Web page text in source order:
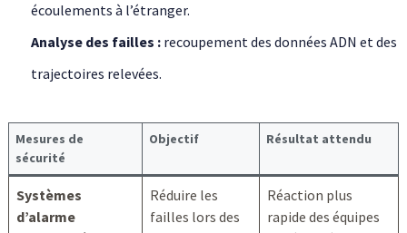
écoulements à l’étranger.
Analyse des failles :recoupement des données ADN et des
trajectoires relevées.
Mesures de
sécurité
Objectif Résultat attendu
Systèmes
d’alarme
Réduire les
failles lors des
Réaction plus
rapide des équipes